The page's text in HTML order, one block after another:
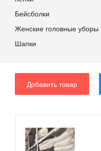
Бейсболки
Женские головные уборы
Шапки
Добавить товар